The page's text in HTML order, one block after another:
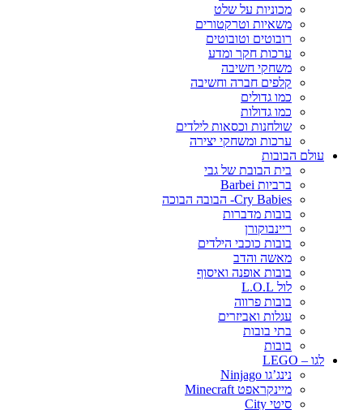
מכוניות על שלט
משאיות וטרקטורים
רובוטים וטובוטים
ערכות חקר ומדע
משחקי חשיבה
קלפים חברה וחשיבה
כמו גדולים
כמו גדולות
שולחנות וכסאות לילדים
ערכות ומשחקי יצירה
עולם הבובות
בית הבובת של גבי
ברביות Barbei
Cry Babies- הבובה הבוכה
בובות מדברות
ריינבוקורן
בובות כוכבי הילדים
מאשה והדב
בובות אופנה ואיסוף
לול L.O.L
בובות פרווה
עגלות ואביזרים
בתי בובות
בובות
לגו – LEGO
נינג’גו Ninjago
מיינקראפט Minecraft
סיטי City